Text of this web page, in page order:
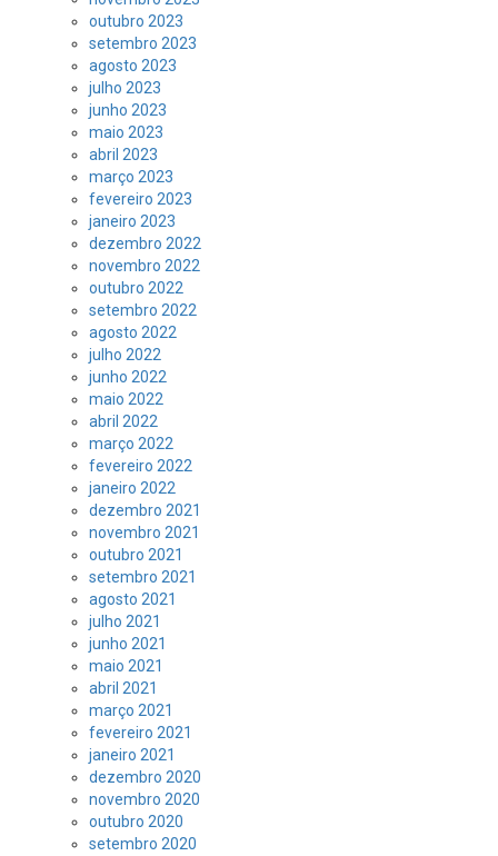
outubro 2023
setembro 2023
agosto 2023
julho 2023
junho 2023
maio 2023
abril 2023
março 2023
fevereiro 2023
janeiro 2023
dezembro 2022
novembro 2022
outubro 2022
setembro 2022
agosto 2022
julho 2022
junho 2022
maio 2022
abril 2022
março 2022
fevereiro 2022
janeiro 2022
dezembro 2021
novembro 2021
outubro 2021
setembro 2021
agosto 2021
julho 2021
junho 2021
maio 2021
abril 2021
março 2021
fevereiro 2021
janeiro 2021
dezembro 2020
novembro 2020
outubro 2020
setembro 2020